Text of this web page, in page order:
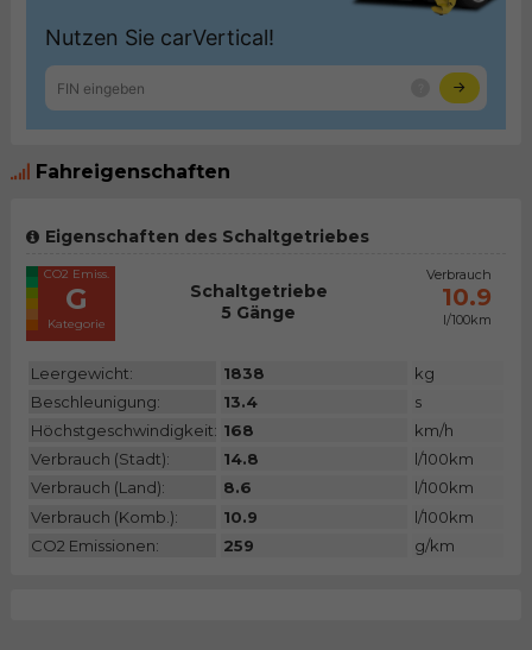
Fahreigenschaften
Eigenschaften des Schaltgetriebes
CO2 Emiss.
G
Kategorie
Schaltgetriebe
5 Gänge
Verbrauch
10.9
l/100km
Leergewicht: 1838
kg
Beschleunigung:
13.4
s
Höchstgeschwindigkeit: 168
km/h
Verbrauch (Stadt):
14.8
l/100km
Verbrauch (Land):
8.6
l/100km
Verbrauch (Komb.):
10.9
l/100km
CO2 Emissionen:
259 g/km